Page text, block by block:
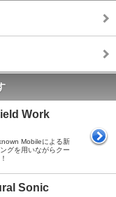
Work
Mobileによる新
グを用いながらクー
Sonic